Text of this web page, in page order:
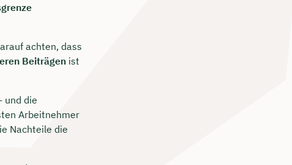
achten, dass
Beiträgen ist
und die
Arbeitnehmer
Nachteile die